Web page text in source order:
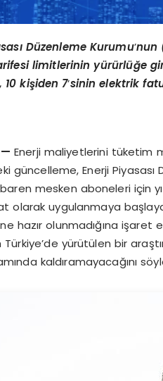
Düzenleme Kurumu’nun
limitlerinin yürürlüğe
10 kişiden 7’sinin elektrik
— Enerji maliyetlerini tüketim
güncelleme, Enerji
mesken aboneleri için
olarak uygulanmaya
hazır olunmadığına işaret
yürütülen bir
kaldıramayacağını